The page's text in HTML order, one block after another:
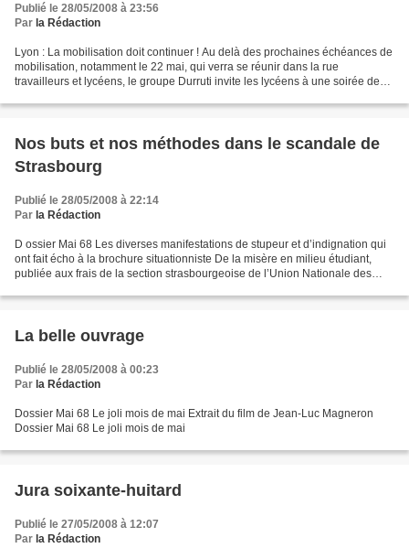
Publié le 28/05/2008 à 23:56
Par la Rédaction
Lyon : La mobilisation doit continuer ! Au delà des prochaines échéances de
mobilisation, notamment le 22 mai, qui verra se réunir dans la rue
travailleurs et lycéens, le groupe Durruti invite les lycéens à une soirée de
Nos buts et nos méthodes dans le scandale de
Strasbourg
Publié le 28/05/2008 à 22:14
Par la Rédaction
D ossier Mai 68 Les diverses manifestations de stupeur et d’indignation qui
ont fait écho à la brochure situationniste De la misère en milieu étudiant,
publiée aux frais de la section strasbourgeoise de l’Union Nationale des
La belle ouvrage
Publié le 28/05/2008 à 00:23
Par la Rédaction
Dossier Mai 68 Le joli mois de mai Extrait du film de Jean-Luc Magneron
Dossier Mai 68 Le joli mois de mai
Jura soixante-huitard
Publié le 27/05/2008 à 12:07
Par la Rédaction